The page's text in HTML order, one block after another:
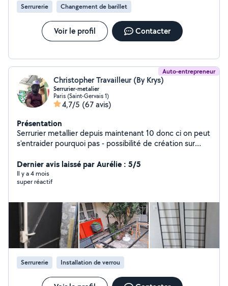
Serrurerie Changement de barillet
Voir le profil Contacter
Auto-entrepreneur
Christopher Travailleur (By Krys)
Serrurier-metalier
Paris (Saint-Gervais 1)
4,7/5 (67 avis)
Présentation
Serrurier metallier depuis maintenant 10 donc ci on peut
s'entraider pourquoi pas - possibilité de création sur
Dernier avis laissé par Aurélie : 5/5
Il y a 4 mois
super réactif
Serrurerie Installation de verrou